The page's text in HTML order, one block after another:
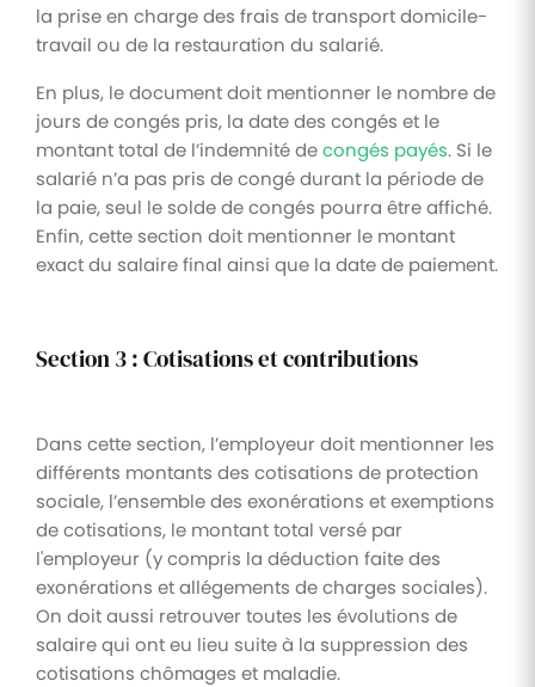
la prise en charge des frais de transport domicile-
travail ou de la restauration du salarié.
En plus, le document doit mentionner le nombre de
jours de congés pris, la date des congés et le
montant total de l’indemnité decongés payés. Si le
salarié n’a pas pris de congé durant la période de
la paie, seul le solde de congés pourra être affiché.
Enfin, cette section doit mentionner le montant
exact du salaire final ainsi que la date de paiement.
Section 3 : Cotisations et contributions
Dans cette section, l’employeur doit mentionner les
différents montants des cotisations de protection
sociale, l’ensemble des exonérations et exemptions
de cotisations, le montant total versé par
l'employeur (y compris la déduction faite des
exonérations et allégements de charges sociales).
On doit aussi retrouver toutes les évolutions de
salaire qui ont eu lieu suite à la suppression des
cotisations chômages et maladie.